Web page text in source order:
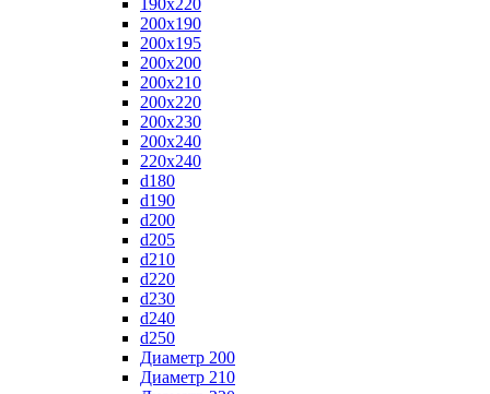
190x220
200x190
200x195
200x200
200x210
200x220
200x230
200x240
220x240
d180
d190
d200
d205
d210
d220
d230
d240
d250
Диаметр 200
Диаметр 210